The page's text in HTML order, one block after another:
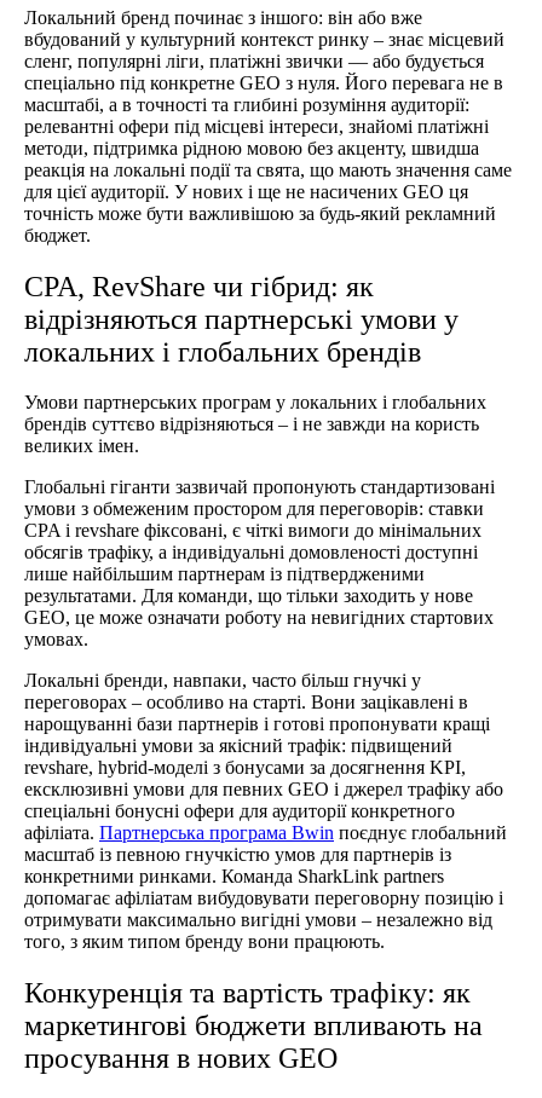
Локальний бренд починає з іншого: він або вже
вбудований у культурний контекст ринку – знає місцевий
сленг, популярні ліги, платіжні звички — або будується
спеціально під конкретне GEO з нуля. Його перевага не в
масштабі, а в точності та глибині розуміння аудиторії:
релевантні офери під місцеві інтереси, знайомі платіжні
методи, підтримка рідною мовою без акценту, швидша
реакція на локальні події та свята, що мають значення саме
для цієї аудиторії. У нових і ще не насичених GEO ця
точність може бути важливішою за будь-який рекламний
бюджет.
CPA, RevShare чи гібрид: як
відрізняються партнерські умови у
локальних і глобальних брендів
Умови партнерських програм у локальних і глобальних
брендів суттєво відрізняються – і не завжди на користь
великих імен.
Глобальні гіганти зазвичай пропонують стандартизовані
умови з обмеженим простором для переговорів: ставки
CPA і revshare фіксовані, є чіткі вимоги до мінімальних
обсягів трафіку, а індивідуальні домовленості доступні
лише найбільшим партнерам із підтвердженими
результатами. Для команди, що тільки заходить у нове
GEO, це може означати роботу на невигідних стартових
умовах.
Локальні бренди, навпаки, часто більш гнучкі у
переговорах – особливо на старті. Вони зацікавлені в
нарощуванні бази партнерів і готові пропонувати кращі
індивідуальні умови за якісний трафік: підвищений
revshare, hybrid-моделі з бонусами за досягнення KPI,
ексклюзивні умови для певних GEO і джерел трафіку або
спеціальні бонусні офери для аудиторії конкретного
афіліата. Партнерська програма Bwin поєднує глобальний
масштаб із певною гнучкістю умов для партнерів із
конкретними ринками. Команда SharkLink partners
допомагає афіліатам вибудовувати переговорну позицію і
отримувати максимально вигідні умови – незалежно від
того, з яким типом бренду вони працюють.
Конкуренція та вартість трафіку: як
маркетингові бюджети впливають на
просування в нових GEO